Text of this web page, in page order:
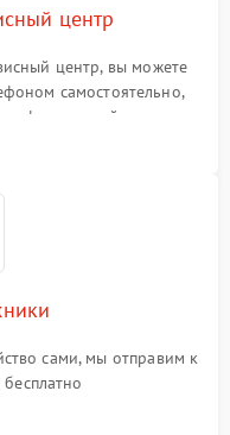
центр
центр, вы можете
самостоятельно,
на сайте
сами, мы отправим к